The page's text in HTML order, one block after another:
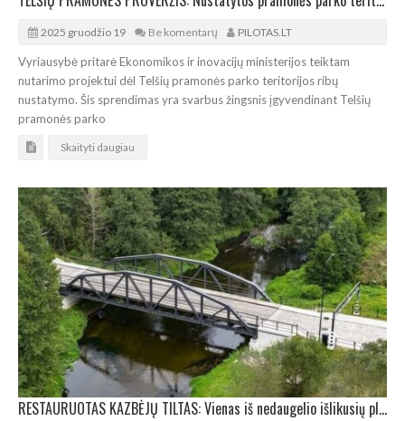
2025 gruodžio 19 Be komentarų PILOTAS.LT
Vyriausybė pritarė Ekonomikos ir inovacijų ministerijos teiktam
nutarimo projektui dėl Telšių pramonės parko teritorijos ribų
nustatymo. Šis sprendimas yra svarbus žingsnis įgyvendinant Telšių
pramonės parko
Skaityti daugiau
RESTAURUOTAS KAZBĖJŲ TILTAS: Vienas iš nedaugelio išlikusių plieninių santvarinių tiltų sostinėje